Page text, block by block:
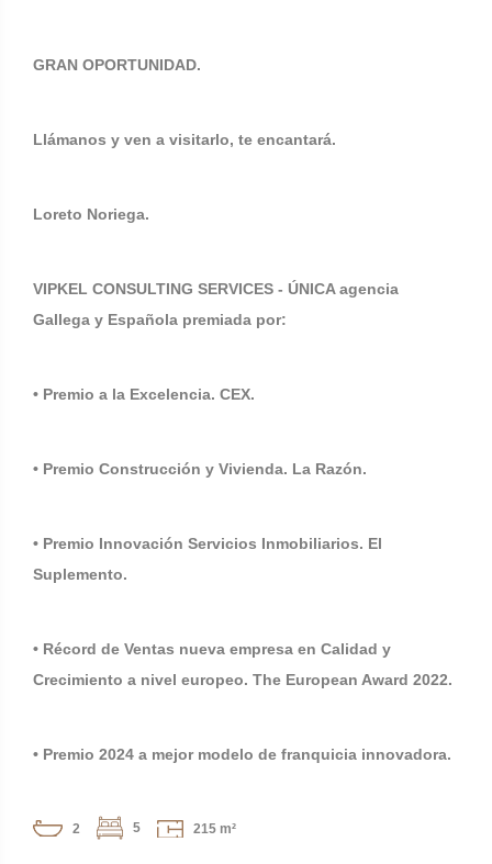
GRAN OPORTUNIDAD.
Llámanos y ven a visitarlo, te encantará.
Loreto Noriega.
VIPKEL CONSULTING SERVICES - ÚNICA agencia
Gallega y Española premiada por:
• Premio a la Excelencia. CEX.
• Premio Construcción y Vivienda. La Razón.
• Premio Innovación Servicios Inmobiliarios. El
Suplemento.
• Récord de Ventas nueva empresa en Calidad y
Crecimiento a nivel europeo. The European Award 2022.
• Premio 2024 a mejor modelo de franquicia innovadora.
2 5 215 m²